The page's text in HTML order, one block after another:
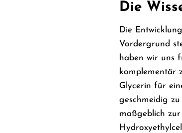
Die
Die
Vordergrund
haben wir uns
komplementär
Glycerin für
geschmeidig
maßgeblich